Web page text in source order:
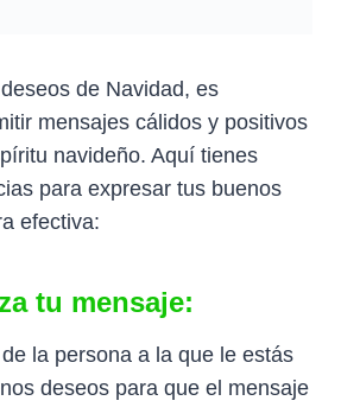
de Navidad, es
mensajes cálidos y positivos
navideño. Aquí tienes
para expresar tus buenos
efectiva:
tu mensaje:
la persona a la que le estás
deseos para que el mensaje